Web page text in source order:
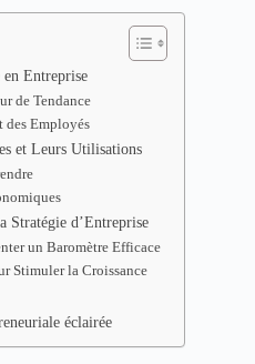
Entreprise
de Tendance
des Employés
et Leurs Utilisations
Stratégie d’Entreprise
un Baromètre Efficace
Stimuler la Croissance
éclairée